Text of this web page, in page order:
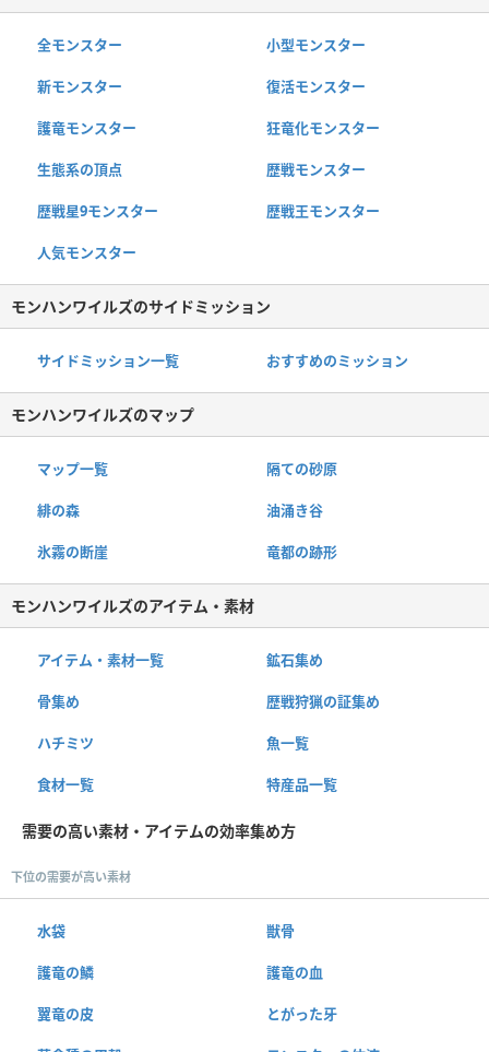
全モンスター 小型モンスター
新モンスター 復活モンスター
護竜モンスター 狂竜化モンスター
生態系の頂点 歴戦モンスター
歴戦星9モンスター 歴戦王モンスター
人気モンスター
モンハンワイルズのサイドミッション
サイドミッション一覧 おすすめのミッション
モンハンワイルズのマップ
マップ一覧 隔ての砂原
緋の森 油涌き谷
氷霧の断崖 竜都の跡形
モンハンワイルズのアイテム・素材
アイテム・素材一覧 鉱石集め
骨集め 歴戦狩猟の証集め
ハチミツ 魚一覧
食材一覧 特産品一覧
需要の高い素材・アイテムの効率集め方
下位の需要が高い素材
水袋 獣骨
護竜の鱗 護竜の血
翼竜の皮 とがった牙